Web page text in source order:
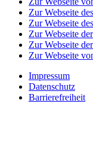
Zur Webseite
Zur Webseite
Zur Webseite
Zur Webseite
Zur Webseite
Impressum
Datenschutz
Barrierefreiheit